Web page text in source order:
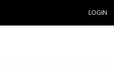
LOGIN